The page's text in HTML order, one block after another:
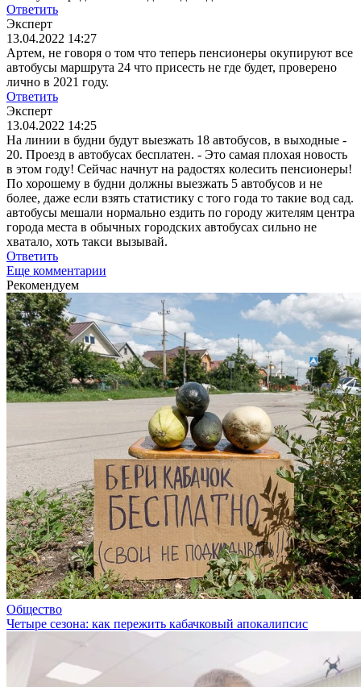
Ответить
Эксперт
13.04.2022 14:27
Артем, не говоря о том что теперь пенсионеры окупируют все
автобусы маршрута 24 что присесть не где будет, проверено
лично в 2021 году.
Ответить
Эксперт
13.04.2022 14:25
На линии в будни будут выезжать 18 автобусов, в выходные -
20. Проезд в автобусах бесплатен. - Это самая плохая новость
в этом году! Сейчас начнут на радостях колесить пенсионеры!
По хорошему в будни должны выезжать 5 автобусов и не
более, даже если взять статистику с того года то такие вод сад.
автобусы мешали нормально ездить по городу жителям центра
города места в обычных городских автобусах сильно не
хватало, хоть такси вызывай.
Ответить
Еще комментарии
Рекомендуем
Общество
Четыре сезона: как пережить кабачковый апокалипсис